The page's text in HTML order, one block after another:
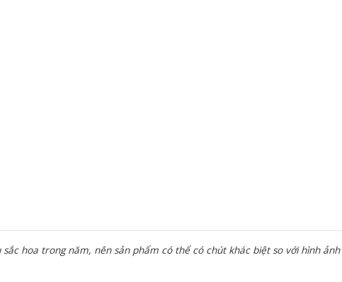
hoa trong năm, nên sản phẩm có thể có chút khác biệt so với hình